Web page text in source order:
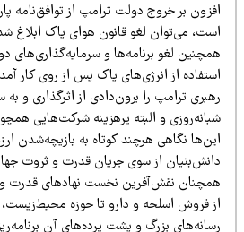
بر خروج دولت ترامپ از توافق‌نامه پاریس
می‌توان لغو قانون هوای پاک ابلاغ شده از
لغو برنامه‌ها و سرمایه‌گذاری‌های دولت
از انرژی‌های پاک پس از روی کار آمدن
ترامپ را برون‌دادی از اثرگذاری و به
و البته پرهزینه شرکت‌هایی همچون
نگاهی هرچند کوتاه به بازیچه‌شدن ارزش‌ها
از سوی جریان قدرت و ثروت جهانی
نقش‌آفرین نخست نهادهای قدرت و
فروش اسلحه و دارو تا حوزه محیط‌زیست،
بزرگ و پشت پرده‌های آن برنامه‌ریزی